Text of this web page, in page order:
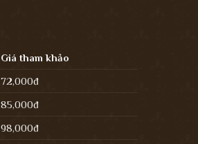
Giá tham khảo
72,000đ
85,000đ
98,000đ